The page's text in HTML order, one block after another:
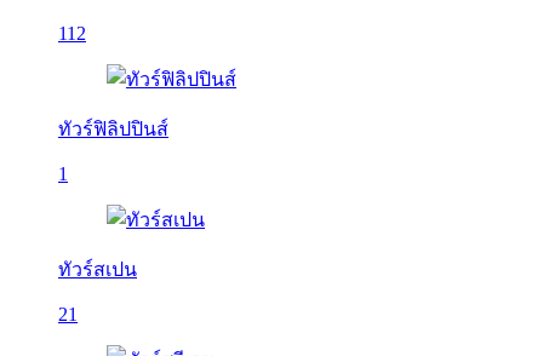
112
ทัวร์ฟิลิปปินส์
1
ทัวร์สเปน
21